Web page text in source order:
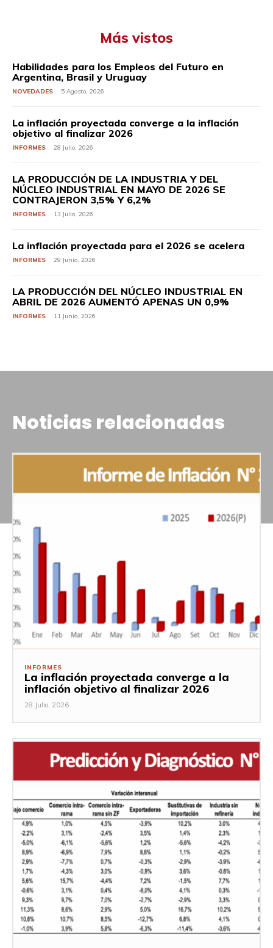
Más vistos
Habilidades para los Empleos del Futuro en
Argentina, Brasil y Uruguay
NOVEDADES 5 Agosto, 2026
La inflación proyectada converge a la inflación
objetivo al finalizar 2026
INFORMES 28 Julio, 2026
LA PRODUCCIÓN DE LA INDUSTRIA Y DEL
NÚCLEO INDUSTRIAL EN MAYO DE 2026 SE
CONTRAJERON 3,5% Y 6,2%
INFORMES 13 Julio, 2026
La inflación proyectada para el 2026 se acelera
INFORMES 29 Junio, 2026
LA PRODUCCIÓN DEL NÚCLEO INDUSTRIAL EN
ABRIL DE 2026 AUMENTÓ APENAS UN 0,9%
INFORMES 11 Junio, 2026
Noticias relacionadas
INFORMES
La inflación proyectada converge a la
inflación objetivo al finalizar 2026
28 Julio, 2026